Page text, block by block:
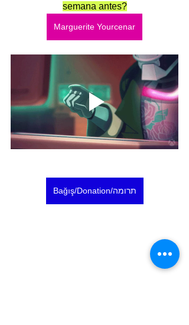
semana antes?
Marguerite Yourcenar
Bağış/Donation/תרומה